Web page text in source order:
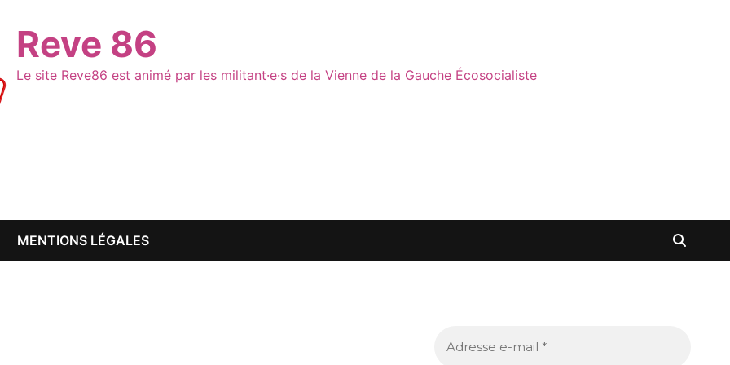
Reve 86
Le site Reve86 est animé par les militant·e·s de la Vienne de la Gauche Écosocialiste
MENTIONS LÉGALES